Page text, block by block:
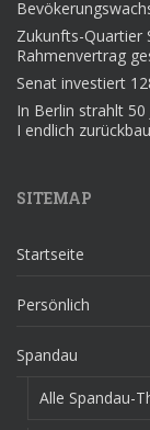
Zukunfts-Quartier
Rahmenvertrag
Senat investiert
In Berlin strahlt
I endlich
SITEMAP
Startseite
Persönlich
Spandau
Alle Spandau-